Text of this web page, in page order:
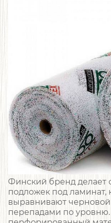
Финский бренд делает
подложек под ламинат,
выравнивают
перепадами по